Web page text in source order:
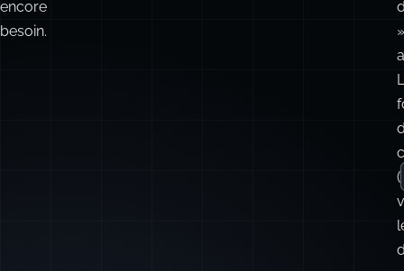
dédié
dont
«
»
«
»